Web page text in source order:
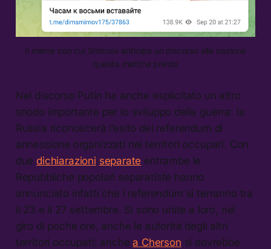
Il meme con cui Smirnov anticipa un discorso alla nazione
questa mattina presto
Nel discorso Putin ha anche esplicitato un altro
snodo importante per lo sviluppo della guerra: la
Russia riconoscerà l’esito dei referendum di
annessione organizzati nei territori occupati. Con
due dichiarazioni separate entrambe le
Repubbliche popolari separatiste hanno
annunciato infatti che i referendum si terranno tra
il 23 e il 27 settembre. Si sono unite a loro, nel
giro di poche ore, anche le autorità degli altri
territori occupati: anchea Cherson si dovrebbe